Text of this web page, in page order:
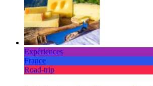
Expériences
France
Road-trip